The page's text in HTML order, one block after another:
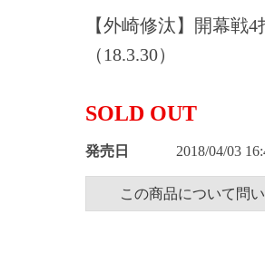
【外崎修汰】開幕戦
（18.3.30）
SOLD OUT
発売日 2018/04/03
この商品について問